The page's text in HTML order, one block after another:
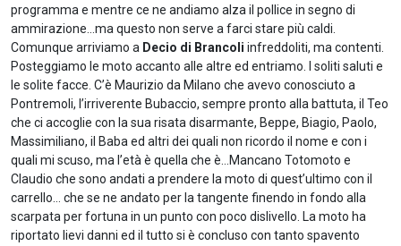
programma e mentre ce ne andiamo alza il pollice in segno di
ammirazione…ma questo non serve a farci stare più caldi.
Comunque arriviamo a Decio di Brancoli infreddoliti, ma contenti.
Posteggiamo le moto accanto alle altre ed entriamo. I soliti saluti e
le solite facce. C’è Maurizio da Milano che avevo conosciuto a
Pontremoli, l’irriverente Bubaccio, sempre pronto alla battuta, il Teo
che ci accoglie con la sua risata disarmante, Beppe, Biagio, Paolo,
Massimiliano, il Baba ed altri dei quali non ricordo il nome e con i
quali mi scuso, ma l’età è quella che è…Mancano Totomoto e
Claudio che sono andati a prendere la moto di quest’ultimo con il
carrello… che se ne andato per la tangente finendo in fondo alla
scarpata per fortuna in un punto con poco dislivello. La moto ha
riportato lievi danni ed il tutto si è concluso con tanto spavento